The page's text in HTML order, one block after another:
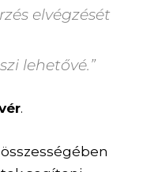
elvégzését
lehetővé.”
.
összességében